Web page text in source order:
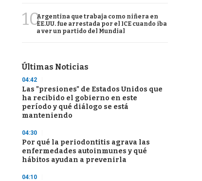
10Argentina que trabaja como niñera en
EE.UU. fue arrestada por el ICE cuando iba
a ver un partido del Mundial
Últimas Noticias
04:42
Las "presiones" de Estados Unidos que
ha recibido el gobierno en este
período y qué diálogo se está
manteniendo
04:30
Por qué la periodontitis agrava las
enfermedades autoinmunes y qué
hábitos ayudan a prevenirla
04:10